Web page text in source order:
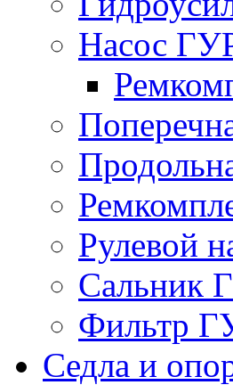
Насос
Рулевой
Сальник
Фильтр
Седла и